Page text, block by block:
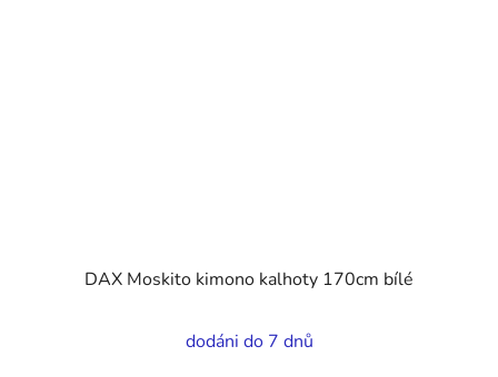
DAX Moskito kimono kalhoty 170cm bílé
dodáni do 7 dnů